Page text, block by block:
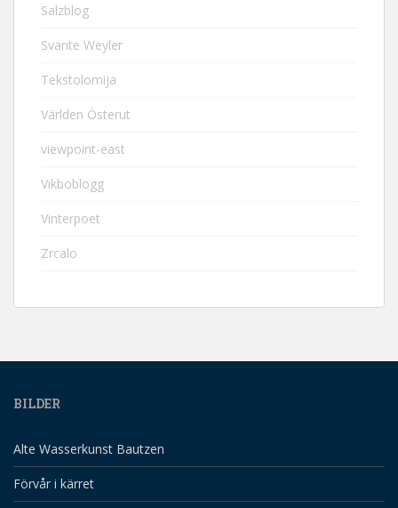
Salzblog
Svante Weyler
Tekstolomija
Världen Österut
viewpoint-east
Vikboblogg
Vinterpoet
Zrcalo
BILDER
Alte Wasserkunst Bautzen
Förvår i kärret